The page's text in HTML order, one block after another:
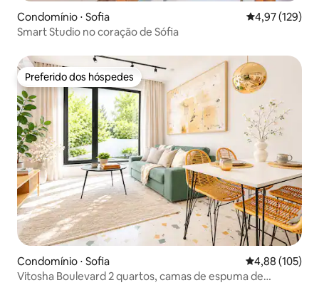
Condomínio ⋅ Sofia 4,97 de uma
4,97 (129)
Smart Studio no coração de Sófia
Preferido dos hóspedes
Preferido dos hóspedes
Condomínio ⋅ Sofia 4,88 de uma
4,88 (105)
Vitosha Boulevard 2 quartos, camas de espuma de